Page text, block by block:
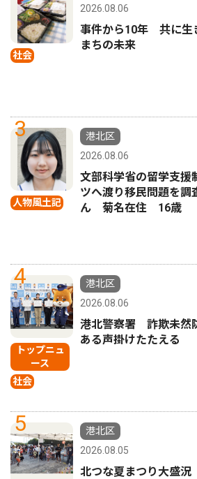
社会
2026.08.06
事件から10年 共に生
まちの未来
3
人物風土記
港北区
2026.08.06
文部科学省の留学支援
ツへ渡り移民問題を
ん 菊名在住 16歳
4
トップニュ
ース
社会
港北区
2026.08.06
港北警察署 詐欺未然
ある声掛けたたえる
5
港北区
2026.08.05
北つな夏まつり大盛